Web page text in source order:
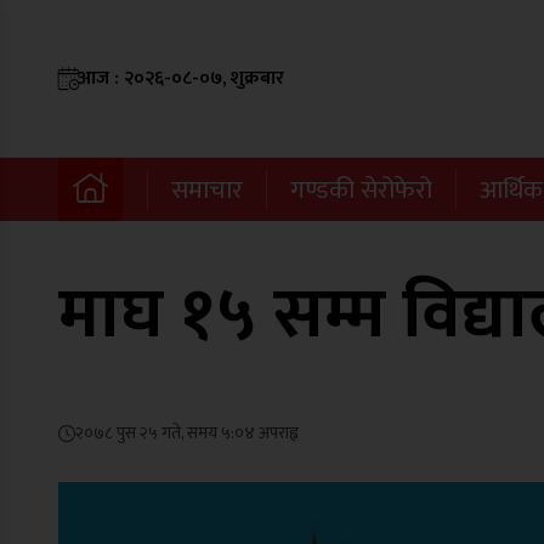
आज : २०२६-०८-०७, शुक्रबार
समाचार गण्डकी सेरोफेरो आर्थिक
माघ १५ सम्म
२०७८ पुस २५ गते, समय ५:०४ अपराह्न